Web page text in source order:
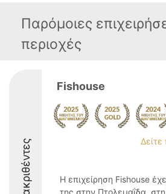
Παρόμοιες
περιοχές
Διακριθέντες
Fishouse
Η επιχείρηση Fishouse
της στην Πτολεμαΐδα,